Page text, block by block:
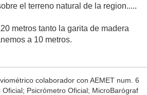
el terreno natural de la region.....
metros tanto la garita de madera
a 10 metros.
colaborador con AEMET num. 6
Oficial; Psicrómetro Oficial; MicroBarógraf